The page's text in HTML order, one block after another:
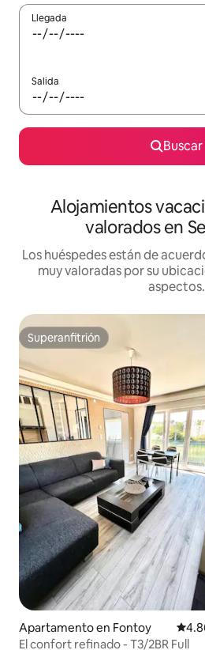
Llegada
Salida
Buscar
Alojamientos
valorados en
Los huéspedes están de
muy valoradas por su
aspectos.
Superanfitrión
Superanfitrión
Apartamento en Fontoy
El confort refinado - T3/2BR Full